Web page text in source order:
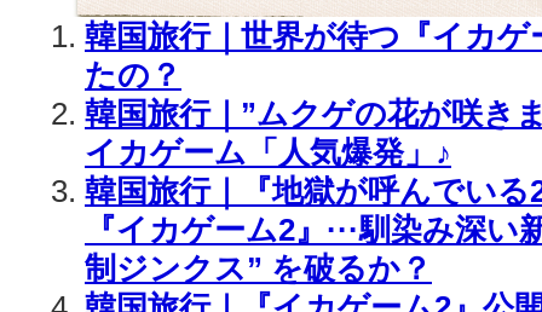
韓国旅行｜世界が待つ『イカ
たの？
韓国旅行｜”ムクゲの花が咲き
イカゲーム「人気爆発」♪
韓国旅行｜『地獄が呼んでいる
『イカゲーム2』···馴染み深
制ジンクス” を破るか？